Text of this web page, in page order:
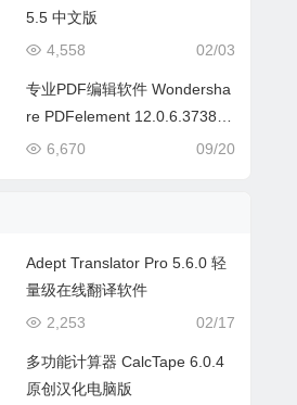
5.5 中文版
02/03
4,558
专业PDF编辑软件 Wondersha
re PDFelement 12.0.6.3738
中文版
09/20
6,670
Adept Translator Pro 5.6.0 轻
量级在线翻译软件
02/17
2,253
多功能计算器 CalcTape 6.0.4
原创汉化电脑版